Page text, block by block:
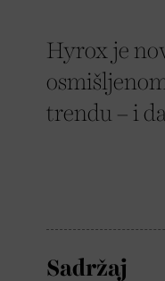
Hyrox je
trendu – i
Sadržaj